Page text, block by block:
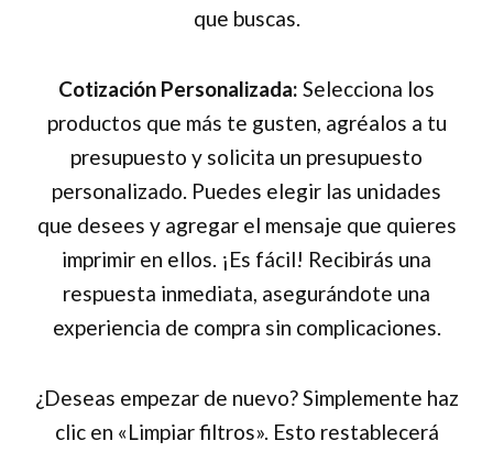
que buscas.
Cotización Personalizada: Selecciona los
productos que más te gusten, agréalos a tu
presupuesto y solicita un presupuesto
personalizado. Puedes elegir las unidades
que desees y agregar el mensaje que quieres
imprimir en ellos. ¡Es fácil! Recibirás una
respuesta inmediata, asegurándote una
experiencia de compra sin complicaciones.
¿Deseas empezar de nuevo? Simplemente haz
clic en «Limpiar filtros». Esto restablecerá